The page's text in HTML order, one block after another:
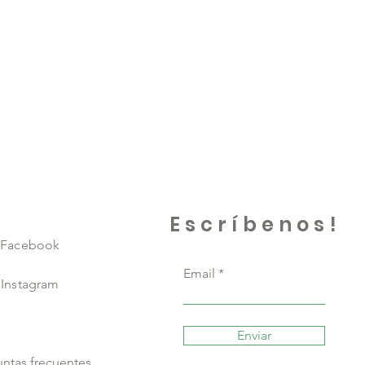
Facebook
Instagram
Escríbenos!
Email
Enviar